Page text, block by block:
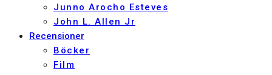
Junno Arocho Esteves
John L. Allen Jr
Recensioner
Böcker
Film